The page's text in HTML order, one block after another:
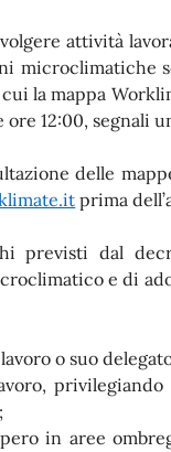
attività
microclimatiche
la mappa
12:00, segnali
delle
prima
previsti dal
e di
o suo
in aree